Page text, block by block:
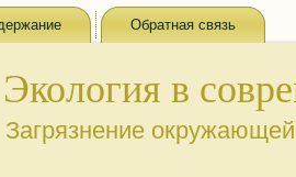
Обратная связь
Экология в
Загрязнение